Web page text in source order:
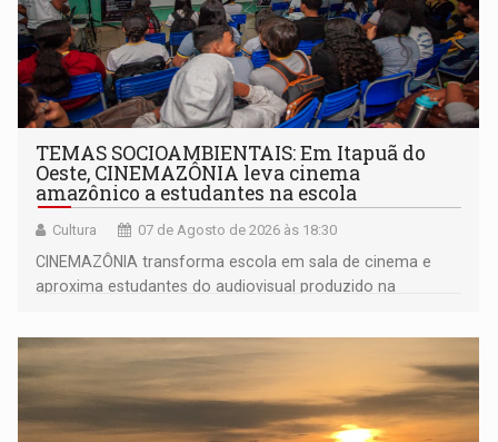
TEMAS SOCIOAMBIENTAIS: Em Itapuã do
Oeste, CINEMAZÔNIA leva cinema
amazônico a estudantes na escola
Cultura 07 de Agosto de 2026 às 18:30
CINEMAZÔNIA transforma escola em sala de cinema e
aproxima estudantes do audiovisual produzido na